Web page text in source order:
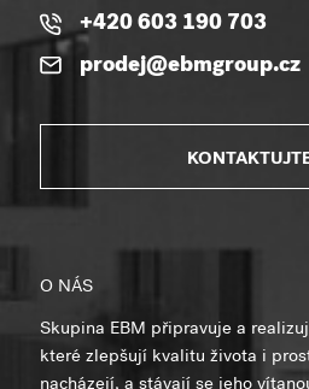
+420 603 190 703
prodej@ebmgroup.cz
O NÁS
Skupina EBM připravuje a
které zlepšují kvalitu života i